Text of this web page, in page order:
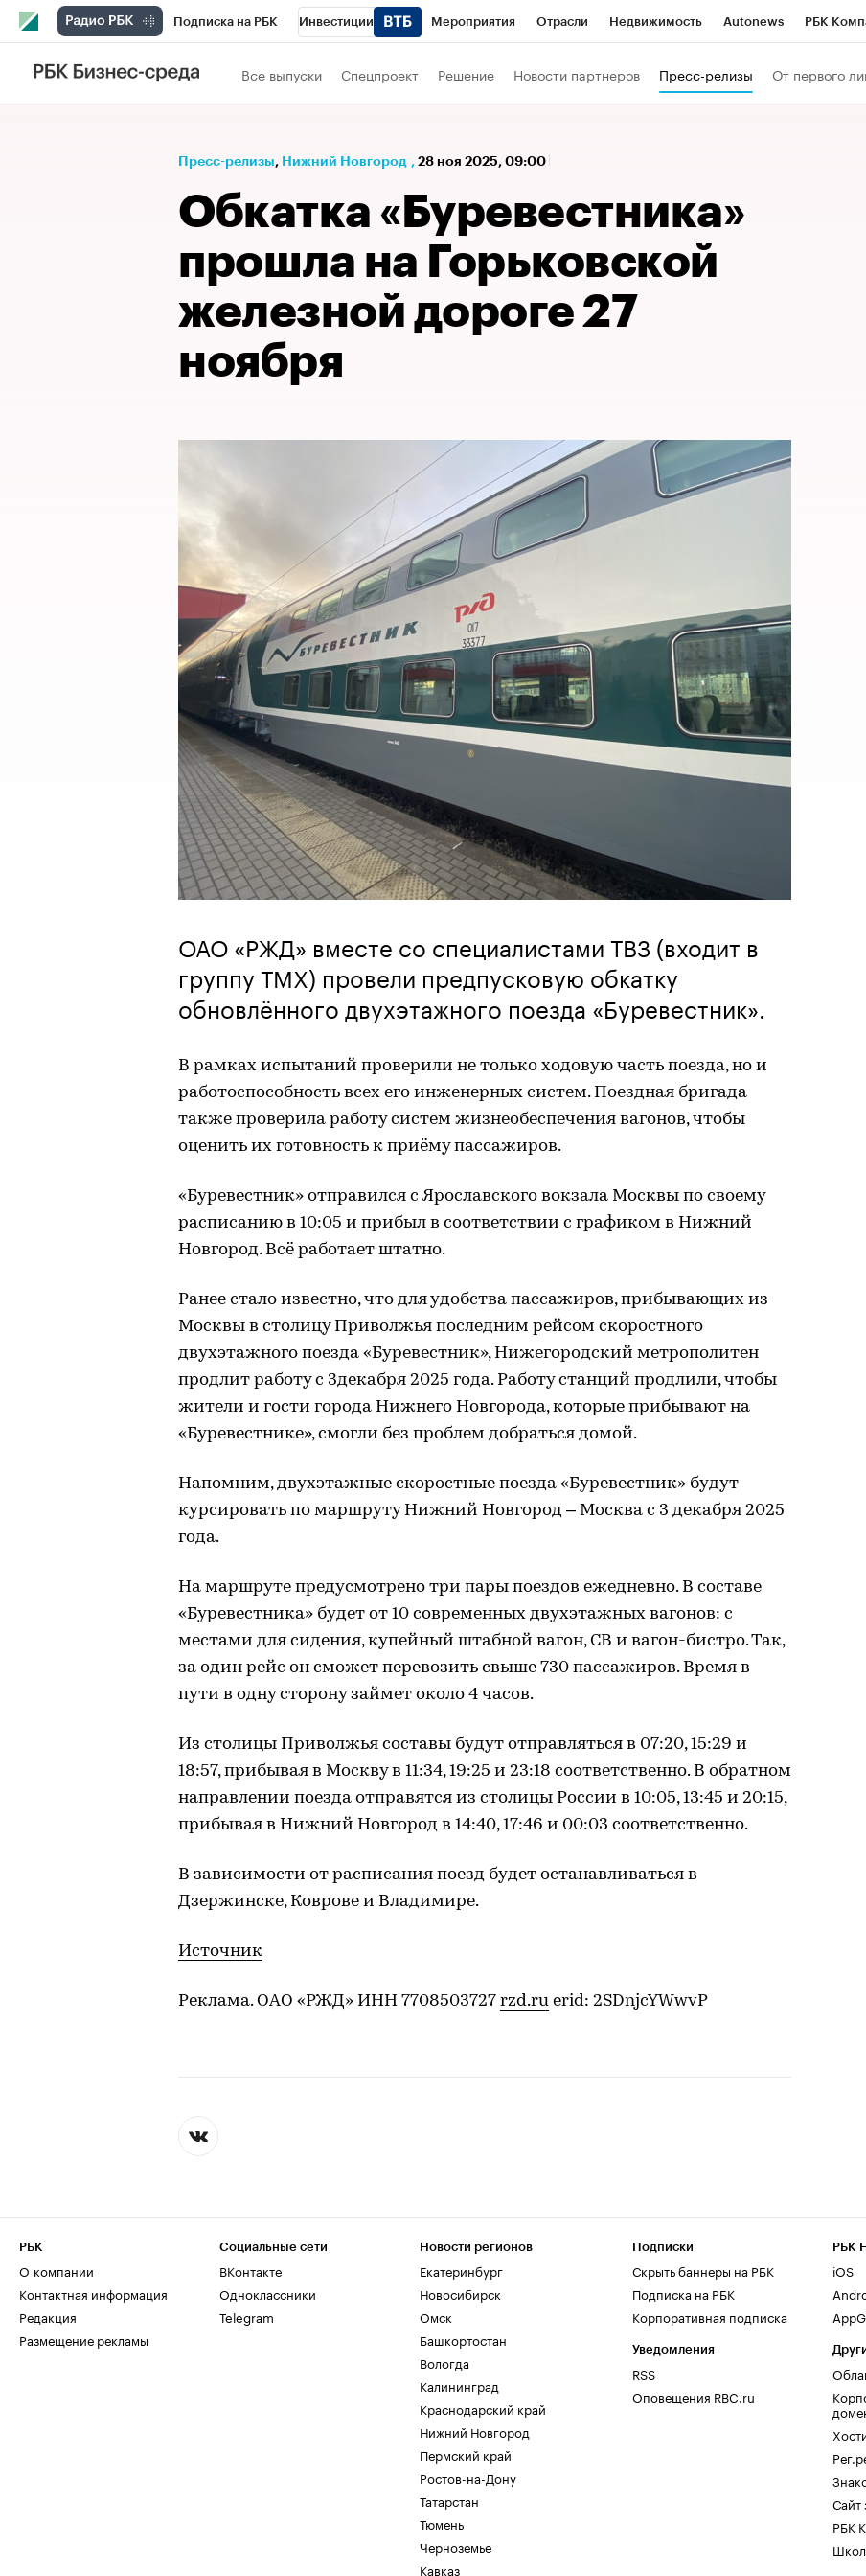
Подписка на РБК Инвестиции Мероприятия Отрасли Недвижимость Autonews РБК
Телеканал
Спецпроекты Проверка контрагентов
Все выпуски Спецпроект Решение Новости партнеров Пресс-релизы От первого
Пресс-релизы⁠, Нижний Новгород , 28 ноя 2025, 09:00
Обкатка «Буревестника»
прошла на Горьковской
железной дороге 27
ноября
ОАО «РЖД» вместе со специалистами ТВЗ (входит в
группу ТМХ) провели предпусковую обкатку
обновлённого двухэтажного поезда «Буревестник».
В рамках испытаний проверили не только ходовую часть поезда, но и
работоспособность всех его инженерных систем. Поездная бригада
также проверила работу систем жизнеобеспечения вагонов, чтобы
оценить их готовность к приёму пассажиров.
«Буревестник» отправился с Ярославского вокзала Москвы по своему
расписанию в 10:05 и прибыл в соответствии с графиком в Нижний
Новгород. Всё работает штатно.
Ранее стало известно, что для удобства пассажиров, прибывающих из
Москвы в столицу Приволжья последним рейсом скоростного
двухэтажного поезда «Буревестник», Нижегородский метрополитен
продлит работу с 3декабря 2025 года. Работу станций продлили, чтобы
жители и гости города Нижнего Новгорода, которые прибывают на
«Буревестнике», смогли без проблем добраться домой.
Напомним, двухэтажные скоростные поезда «Буревестник» будут
курсировать по маршруту Нижний Новгород – Москва с 3 декабря 2025
года.
На маршруте предусмотрено три пары поездов ежедневно. В составе
«Буревестника» будет от 10 современных двухэтажных вагонов: с
местами для сидения, купейный штабной вагон, СВ и вагон-бистро. Так,
за один рейс он сможет перевозить свыше 730 пассажиров. Время в
пути в одну сторону займет около 4 часов.
Из столицы Приволжья составы будут отправляться в 07:20, 15:29 и
18:57, прибывая в Москву в 11:34, 19:25 и 23:18 соответственно. В обратном
направлении поезда отправятся из столицы России в 10:05, 13:45 и 20:15,
прибывая в Нижний Новгород в 14:40, 17:46 и 00:03 соответственно.
В зависимости от расписания поезд будет останавливаться в
Дзержинске, Коврове и Владимире.
Источник
Реклама. ОАО «РЖД» ИНН 7708503727 rzd.ru erid: 2SDnjcYWwvP
РБК
О компании
Контактная информация
Редакция
Размещение рекламы
Социальные сети
ВКонтакте
Одноклассники
Telegram
Новости регионов
Екатеринбург
Новосибирск
Омск
Башкортостан
Вологда
Калининград
Краснодарский край
Нижний Новгород
Пермский край
Ростов-на-Дону
Татарстан
Тюмень
Черноземье
Кавказ
Подписки
Скрыть баннеры на РБК
Подписка на РБК
Корпоративная подписка
Уведомления
RSS
Оповещения RBC.ru
РБК
iOS
Сайт
РБК